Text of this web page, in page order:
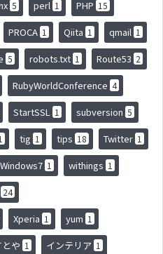
5 perl 1 PHP 15
PROCA 1 Qiita 1 qmail 1
5 robots.txt 1 Route53 2
RubyWorldConference 4
StartSSL 1 subversion 5
tig 1 tips 18 Twitter 1
Windows7 1 withings 1
24
Xperia 1 yum 1
や 1 インテリア 1